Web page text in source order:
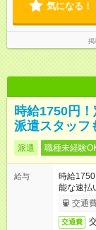
気になる！
掲
時給1750円
派遣スタッフ
派遣 職種未経験
給与
時給
能な速払
交通
交通費